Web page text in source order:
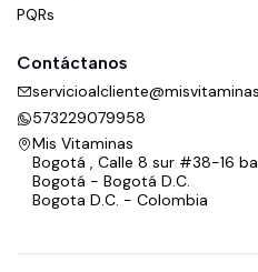
PQRs
Contáctanos
573229079958
Mis Vitaminas
Bogotá , Calle 8 sur #38-16
Bogotá - Bogotá D.C.
Bogota D.C. - Colombia